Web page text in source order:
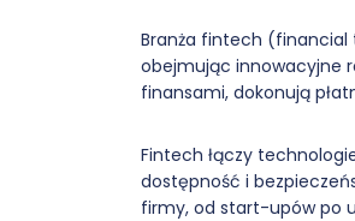
Branża fintech (financial
obejmując innowacyjne
finansami, dokonują
Fintech łączy
dostępność i
firmy, od start-upów po